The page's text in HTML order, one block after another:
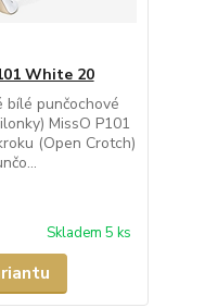
White 20
bílé punčochové
MissO P101
(Open Crotch)
Skladem 5 ks